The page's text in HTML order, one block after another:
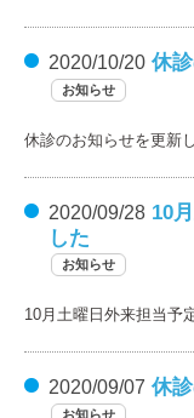
2020/10/20 休
お知らせ
休診のお知らせを更新
2020/09/28 10
した
お知らせ
10月土曜日外来担当予
2020/09/07 休
お知らせ